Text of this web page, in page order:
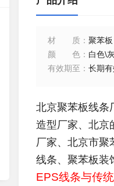
材质 ： 聚苯板
颜色 ： 白色\
有效期至 ： 长期有
北京聚苯板线条
造型厂家、北京
厂家、北京市聚
线条、聚苯板装
EPS线条与传